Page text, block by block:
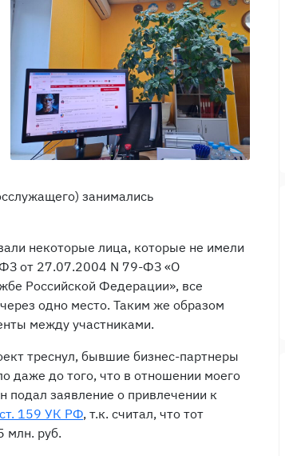
занимались
некоторые лица, которые не имели
ФЗ от 27.07.2004 N 79-ФЗ «О
Российской Федерации», все
одно место. Таким же образом
между участниками.
треснул, бывшие бизнес-партнеры
даже до того, что в отношении моего
подал заявление о привлечении к
159 УК РФ, т.к. считал, что тот
млн. руб.